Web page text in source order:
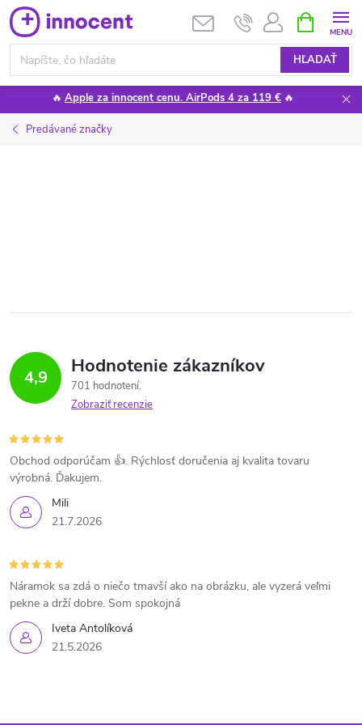
Prejsť
na
obsah
HĽADAŤ
KOŠÍK
🔥 Apple za innocent cenu. AirPods 4 za 119 € 🔥
Predávané značky
4,9 Hodnotenie zákazníkov
701 hodnotení
Zobraziť recenzie
Mili
21.7.2026
Obchod odporúčam 👍. Rýchlosť doručenia aj kvalita tovaru
výrobná. Ďakujem.
Iveta Antolíková
21.5.2026
Náramok sa zdá o niečo tmavší ako na obrázku, ale vyzerá veľmi
pekne a drží dobre. Som spokojná